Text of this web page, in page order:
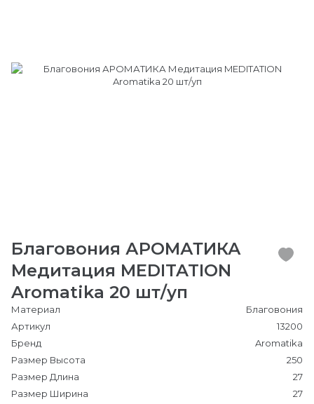
Благовония АРОМАТИКА
Медитация MEDITATION
Aromatika 20 шт/уп
Материал
Благовония
Артикул
13200
Бренд
Aromatika
Размер Высота
250
Размер Длина
27
Размер Ширина
27